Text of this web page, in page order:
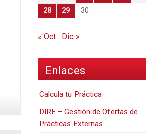
28
29 30
« Oct Dic »
Enlaces
Calcula tu Práctica
DIRE – Gestión de Ofertas de
Prácticas Externas